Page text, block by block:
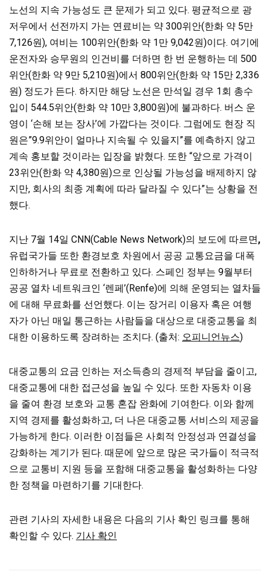
노선의 지속 가능성도 큰 문제가 되고 있다. 평균적으로 광
저우에서 선전까지 가는 연료비는 약 300위안(한화 약 5만
7,126원), 여비는 100위안(한화 약 1만 9,042원)이다. 여기에
운전자와 승무원의 인건비를 더하면 한 번 운행하는 데 500
위안(한화 약 9만 5,210원)에서 800위안(한화 약 15만 2,336
원) 정도가 든다. 하지만 해당 노선은 만석일 경우 1회 총수
입이 544.5위안(한화 약 10만 3,800원)에 불과하다. 버스 운
영이 ‘손해 보는 장사’에 가깝다는 것이다. 그럼에도 현장 직
원은”9.9위안이 얼마나 지속될 수 있을지”를 예측하지 않고
계속 홍보할 것이라는 입장을 밝혔다. 또한 “앞으로 가격이
23위안(한화 약 4,380원)으로 인상될 가능성을 배제하지 않
지만, 회사의 최종 계획에 따라 달라질 수 있다”는 상황을 전
했다.
지난 7월 14일 CNN(Cable News Network)의 보도에 따르면,
유럽국가들 또한 환경보호 차원에서 공공 교통요금을 대폭
인하하거나 무료로 전환하고 있다. 스페인 정부는 9월부터
공공 열차 네트워크인 ‘렌페’(Renfe)에 의해 운영되는 열차들
에 대해 무료화를 선언했다. 이는 장거리 이용자 혹은 여행
자가 아닌 매일 통근하는 사람들을 대상으로 대중교통을 최
대한 이용하도록 장려하는 조치다. (출처: 오피니언뉴스)
대중교통의 요금 인하는 저소득층의 경제적 부담을 줄이고,
대중교통에 대한 접근성을 높일 수 있다. 또한 자동차 이용
을 줄여 환경 보호와 교통 혼잡 완화에 기여한다. 이와 함께
지역 경제를 활성화하고, 더 나은 대중교통 서비스의 제공을
가능하게 한다. 이러한 이점들은 사회적 안정성과 연결성을
강화하는 계기가 된다. 때문에 앞으로 많은 국가들이 적극적
으로 교통비 지원 등을 포함해 대중교통을 활성화하는 다양
한 정책을 마련하기를 기대한다.
관련 기사의 자세한 내용은 다음의 기사 확인 링크를 통해
확인할 수 있다. 기사 확인